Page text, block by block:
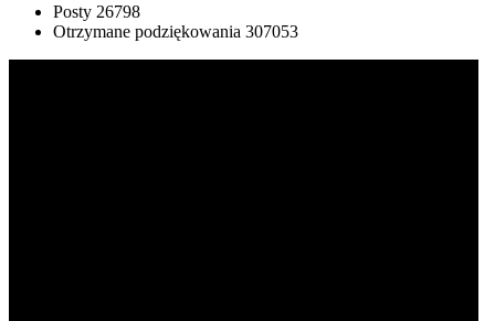
Posty 26798
Otrzymane podziękowania 307053